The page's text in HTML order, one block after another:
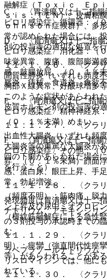
C． 〈胃潰瘍又は十二指腸
ピロリ感染症〉循環器：（
D． 〈胃潰瘍又は十二指腸
ピロリ感染症〉消化器：（
味覚異常、腹痛、腹部膨満
感、鼓腸放屁、（０．１％
唇炎、痔核、食道炎、食欲
E． 〈胃潰瘍又は十二指腸
ピロリ感染症〉精神神経系
（０．１％未満）めまい。
F． 〈胃潰瘍又は十二指腸
ピロリ感染症〉その他：（
昇、（０．１％未満）顔面
感、蛋白尿、眼圧上昇、手
常、勃起増強。
発現頻度は胃潰瘍又は十二
ナトリウム、アモキシシリ
の３剤投与の承認時までの
む。
ラベプラゾールナトリウム
リスロマイシンでは、他に
れている。
融解症（Ｔｏｘｉｃ Ｅｐ
ｓｉｓ：ＴＥＮ）、皮膚粘
ｏｈｎｓｏｎ症候群）、多
常が認められた場合には、
剤の投与等の適切な処置を
１１．１．２６． 〈クラ
間質性肺炎（いずれも頻度
胸部Ｘ線異常、好酸球増多
このような症状があらわれ
皮質ホルモン剤の投与等の
１１．１．２７． 〈クラ
出血性大腸炎（いずれも頻
大腸炎等の重篤な大腸炎が
回の下痢があらわれた場合
を行うこと）。
１１．１．２８． 〈クラ
（頻度不明）：筋肉痛、脱
ン上昇及び尿中ミオグロビ
（横紋筋融解症による急性
１１．１．２９． 〈クラ
明）：痙攣（強直間代性痙
等）があらわれることがあ
１１．１．３０． 〈クラ